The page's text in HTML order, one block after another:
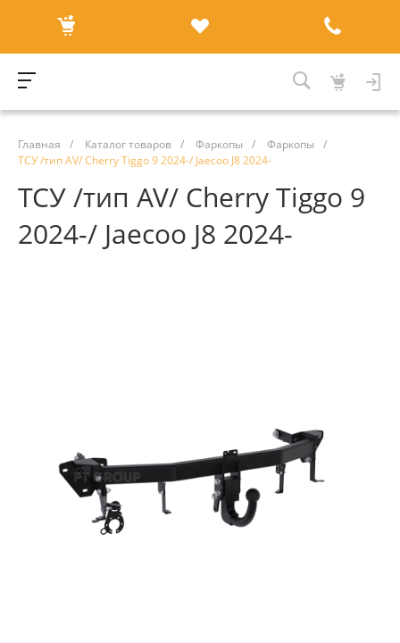
Главная / Каталог товаров / Фаркопы / Фаркопы
/
ТСУ /тип AV/ Cherry Tiggo 9 2024-/ Jaecoo J8 2024-
ТСУ /тип AV/ Cherry Tiggo 9
2024-/ Jaecoo J8 2024-